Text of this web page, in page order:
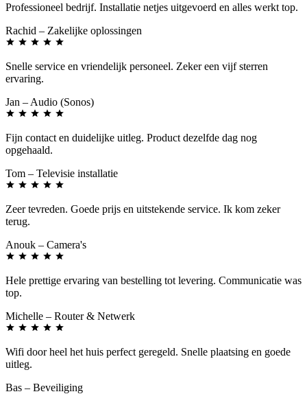
Professioneel bedrijf. Installatie netjes uitgevoerd en alles werkt top.
Rachid – Zakelijke oplossingen
Snelle service en vriendelijk personeel. Zeker een vijf sterren
ervaring.
Jan – Audio (Sonos)
Fijn contact en duidelijke uitleg. Product dezelfde dag nog
opgehaald.
Tom – Televisie installatie
Zeer tevreden. Goede prijs en uitstekende service. Ik kom zeker
terug.
Anouk – Camera's
Hele prettige ervaring van bestelling tot levering. Communicatie was
top.
Michelle – Router & Netwerk
Wifi door heel het huis perfect geregeld. Snelle plaatsing en goede
uitleg.
Bas – Beveiliging